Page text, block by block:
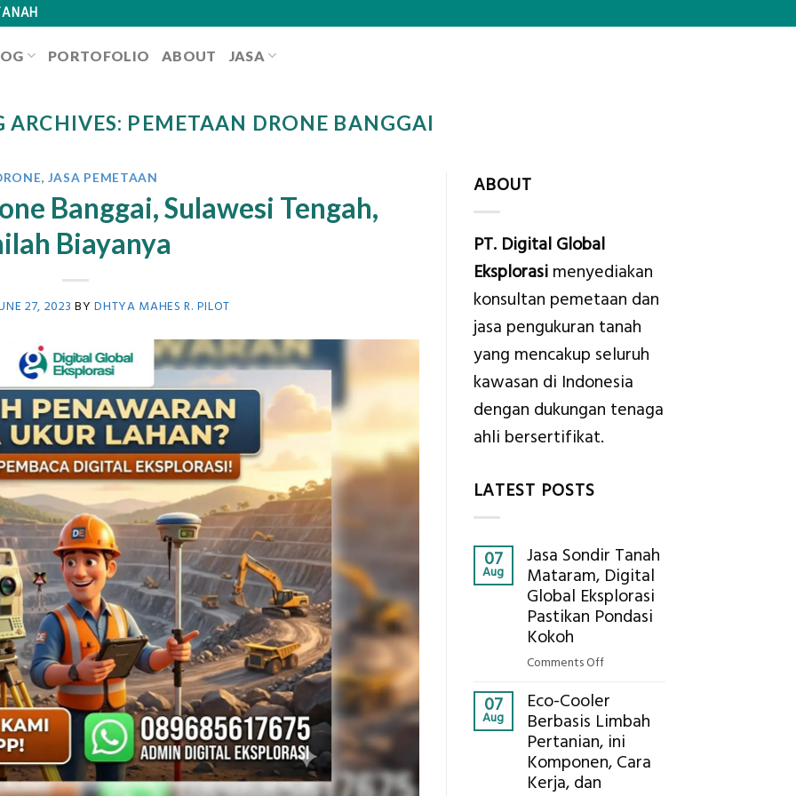
PORTOFOLIO ABOUT JASA
ARCHIVES: PEMETAAN DRONE BANGGAI
, JASA PEMETAAN
Banggai, Sulawesi Tengah,
Biayanya
27, 2023 BYDHTYA MAHES R. PILOT
ABOUT
PT. Digital Global
Eksplorasimenyediakan
konsultan pemetaan dan
jasa pengukuran tanah
yang mencakup seluruh
kawasan di Indonesia
dengan dukungan tenaga
ahli bersertifikat.
LATEST POSTS
07
Aug
Jasa Sondir Tanah
Mataram, Digital
Global Eksplorasi
Pastikan Pondasi
Kokoh
Comments Offon
Sondir
Tanah
Mataram,
Digital
07
Aug
Eco-Cooler
Berbasis Limbah
Pertanian, ini
Komponen, Cara
Kerja, dan